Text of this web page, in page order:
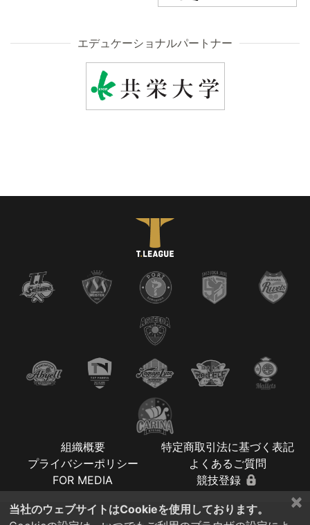
エデュケーショナルパートナー
組織概要
特定商取引法に基づく表記
プライバシーポリシー
よくあるご質問
FOR MEDIA
競技登録
×
当社のウェブサイトはCookieを使用しております。